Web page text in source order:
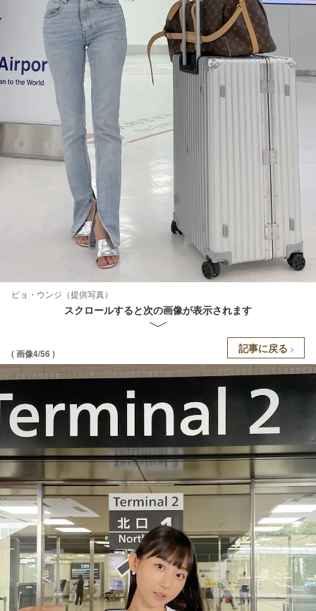
ピョ・ウンジ（提供写真）
スクロールすると次の画像が表示されます
( 画像4/56 ) 記事に戻る